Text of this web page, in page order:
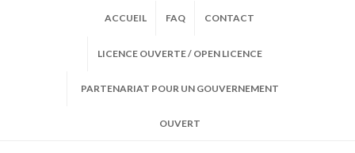
ACCUEIL FAQ CONTACT
LICENCE OUVERTE / OPEN LICENCE
PARTENARIAT POUR UN GOUVERNEMENT
OUVERT